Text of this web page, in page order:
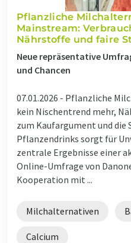
Pflanzliche
Mainstream:
Nährstoffe und faire
Neue repräsentative
und Chancen
07.01.2026 - Pflanzliche
kein Nischentrend mehr,
zum Kaufargument und die
Pflanzendrinks sorgt für
zentrale Ergebnisse einer
Online-Umfrage von
Kooperation mit ...
Milchalternativen
Calcium